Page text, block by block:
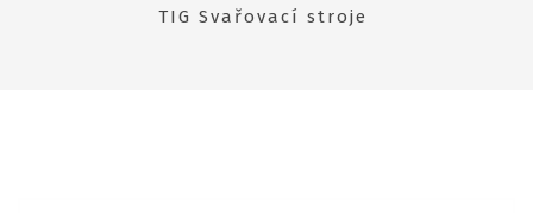
TIG Svařovací stroje